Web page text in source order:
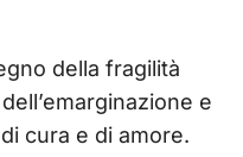
della fragilità
e
cura e di amore.